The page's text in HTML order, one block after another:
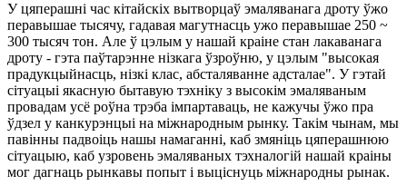
У цяперашні час кітайскіх вытворцаў эмаляванага дроту ўжо
перавышае тысячу, гадавая магутнасць ужо перавышае 250 ~
300 тысяч тон. Але ў цэлым у нашай краіне стан лакаванага
дроту - гэта паўтарэнне нізкага ўзроўню, у цэлым "высокая
прадукцыйнасць, нізкі клас, абсталяванне адсталае". У гэтай
сітуацыі якасную бытавую тэхніку з высокім эмаляваным
провадам усё роўна трэба імпартаваць, не кажучы ўжо пра
ўдзел у канкурэнцыі на міжнародным рынку. Такім чынам, мы
павінны падвоіць нашы намаганні, каб змяніць цяперашнюю
сітуацыю, каб узровень эмаляваных тэхналогій нашай краіны
мог дагнаць рынкавы попыт і выціснуць міжнародны рынак.